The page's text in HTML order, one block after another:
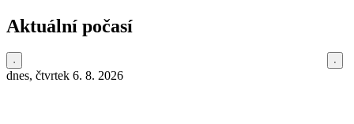
Aktuální počasí
dnes, čtvrtek 6. 8. 2026